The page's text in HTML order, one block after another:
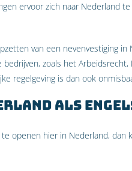
ervoor zich naar Nederland
van een nevenvestiging in
zoals het Arbeidsrecht,
regelgeving is dan ook
als
openen hier in Nederland, dan